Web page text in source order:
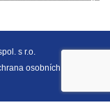
s r.o.
osobních